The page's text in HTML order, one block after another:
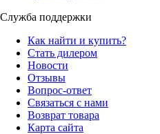
Служба поддержки
Как найти и купить?
Стать дилером
Новости
Отзывы
Вопрос-ответ
Связаться с нами
Возврат товара
Карта сайта